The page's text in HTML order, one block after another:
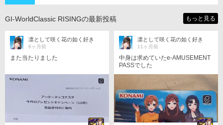
GI-WorldClassic RISINGの最新投稿 もっと見る
凛として咲く花の如く好き
6ヶ月前
また当たりました
凛として咲く花の如く好き
11ヶ月前
中身は求めていたe-AMUSEMENT
PASSでした